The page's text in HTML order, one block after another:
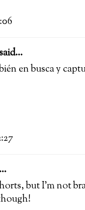
en busca y
but I'm not